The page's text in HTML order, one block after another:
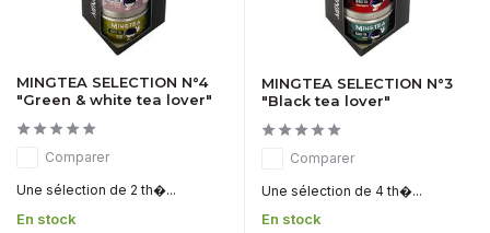
MINGTEA SELECTION N°4
"Green & white tea lover"
Comparer
Une sélection de 2 th�...
En stock
MINGTEA SELECTION N°3
"Black tea lover"
Comparer
Une sélection de 4 th�...
En stock